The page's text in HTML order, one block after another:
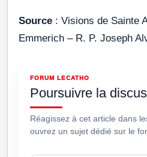
Source : Visions de Sainte
Emmerich – R. P. Joseph
FORUM LECATHO
Poursuivre la
Réagissez à cet article dans
ouvrez un sujet dédié sur le